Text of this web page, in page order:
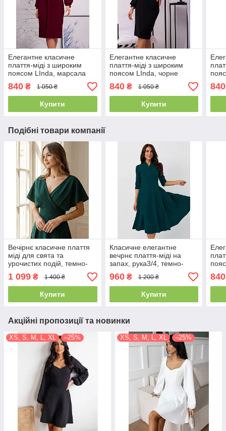
Елегантне класичне
плаття-міді з широким
поясом LInda, марсала
840 ₴ 1 050 ₴
Купити
Елегантне класичне
плаття-міді з широким
поясом LInda, чорне
840₴ 1 050 ₴
Купити
840
Подібні товари компанії
Вечірнє класичне плаття
міді для свята та
урочистих подій, темно-
1 099 ₴ 1 400 ₴
Купити
Класичне елегантне
вечрнє плаття-міді на
запах, рука3/4, темно-
960₴ 1 200 ₴
Купити
840
Акційні пропозиції та новинки
XS, S, M, L, XL –25% XS, S, M, L, XL –25%